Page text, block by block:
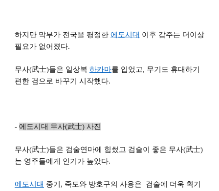
하지만 막부가 전국을 평정한 에도시대 이후 갑주는 더이상
필요가 없어졌다.
무사(武士)들은 일상복 하카마를 입었고, 무기도 휴대하기
편한 검으로 바꾸기 시작했다.
- 에도시대 무사(武士) 사진
무사(武士)들은 검술연마에 힘썼고 검술이 좋은 무사(武士)
는 영주들에게 인기가 높았다.
에도시대 중기, 죽도와 방호구의 사용은 검술에 더욱 획기